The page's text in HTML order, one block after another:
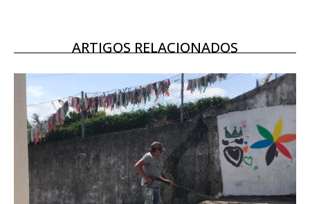
16€
12 meses
Acesso ao conteúdo online
Acesso aos conteúdos Exclusivos para
assinantes
Ofertas para assinatura anual
ARTIGOS RELACIONADOS